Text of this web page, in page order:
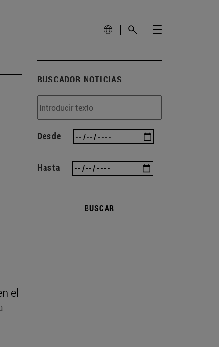
el
BUSCADOR NOTICIAS
Desde
Hasta
BUSCAR